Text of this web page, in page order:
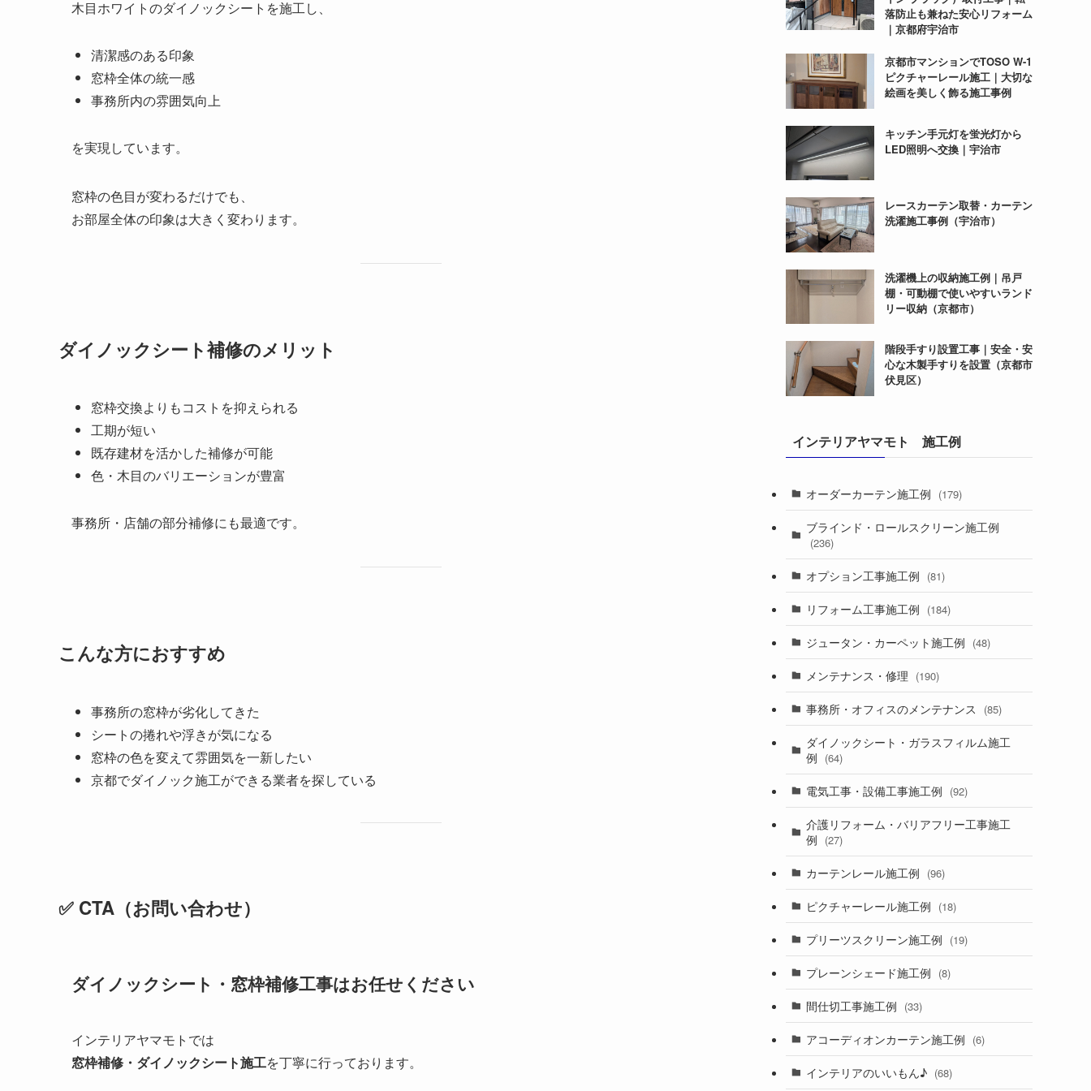
木目ホワイトのダイノックシートを施工し、
清潔感のある印象
窓枠全体の統一感
事務所内の雰囲気向上
を実現しています。
窓枠の色目が変わるだけでも、
お部屋全体の印象は大きく変わります。
ダイノックシート補修のメリット
窓枠交換よりもコストを抑えられる
工期が短い
既存建材を活かした補修が可能
色・木目のバリエーションが豊富
事務所・店舗の部分補修にも最適です。
こんな方におすすめ
事務所の窓枠が劣化してきた
シートの捲れや浮きが気になる
窓枠の色を変えて雰囲気を一新したい
京都でダイノック施工ができる業者を探している
✅ CTA（お問い合わせ）
ダイノックシート・窓枠補修工事はお任せください
インテリアヤマモトでは
窓枠補修・ダイノックシート施工を丁寧に行っております。
落防止も兼ねた安心リフォーム
｜京都府宇治市
京都市マンションでTOSO W-1
ピクチャーレール施工｜大切な
絵画を美しく飾る施工事例
キッチン手元灯を蛍光灯から
LED照明へ交換｜宇治市
レースカーテン取替・カーテン
洗濯施工事例（宇治市）
洗濯機上の収納施工例｜吊戸
棚・可動棚で使いやすいランド
リー収納（京都市）
階段手すり設置工事｜安全・安
心な木製手すりを設置（京都市
伏見区）
インテリアヤマモト 施工例
オーダーカーテン施工例 (179)
ブラインド・ロールスクリーン施工例
(236)
オプション工事施工例 (81)
リフォーム工事施工例 (184)
ジュータン・カーペット施工例 (48)
メンテナンス・修理 (190)
事務所・オフィスのメンテナンス (85)
ダイノックシート・ガラスフィルム施工
例 (64)
電気工事・設備工事施工例 (92)
介護リフォーム・バリアフリー工事施工
例 (27)
カーテンレール施工例 (96)
ピクチャーレール施工例 (18)
プリーツスクリーン施工例 (19)
プレーンシェード施工例 (8)
間仕切工事施工例 (33)
アコーディオンカーテン施工例 (6)
インテリアのいいもん♪ (68)